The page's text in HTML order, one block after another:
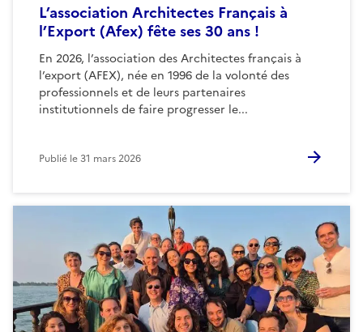
L’association Architectes Français à
l’Export (Afex) fête ses 30 ans !
En 2026, l’association des Architectes français à
l’export (AFEX), née en 1996 de la volonté des
professionnels et de leurs partenaires
institutionnels de faire progresser le...
Publié le31 mars 2026